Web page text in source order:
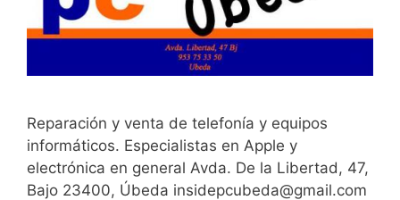
Reparación y venta de telefonía y equipos
informáticos. Especialistas en Apple y
electrónica en general Avda. De la Libertad, 47,
Bajo 23400, Úbeda insidepcubeda@gmail.com